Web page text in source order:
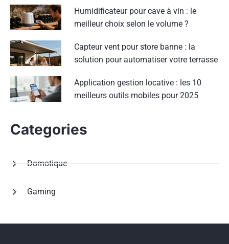
Humidificateur pour cave à vin : le
meilleur choix selon le volume ?
Capteur vent pour store banne : la
solution pour automatiser votre terrasse
Application gestion locative : les 10
meilleurs outils mobiles pour 2025
Categories
Domotique
Gaming